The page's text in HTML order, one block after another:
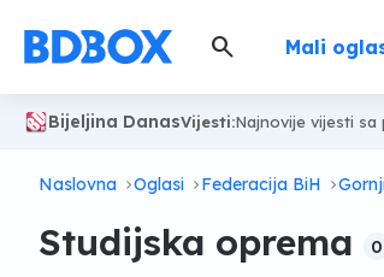
search Mali
Bijeljina DanasVijesti:Najnovije vijesti sa
Naslovna Oglasi Federacija BiH
Studijska oprema 0